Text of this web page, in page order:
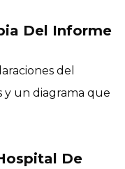
Del Informe
del
un diagrama que
De